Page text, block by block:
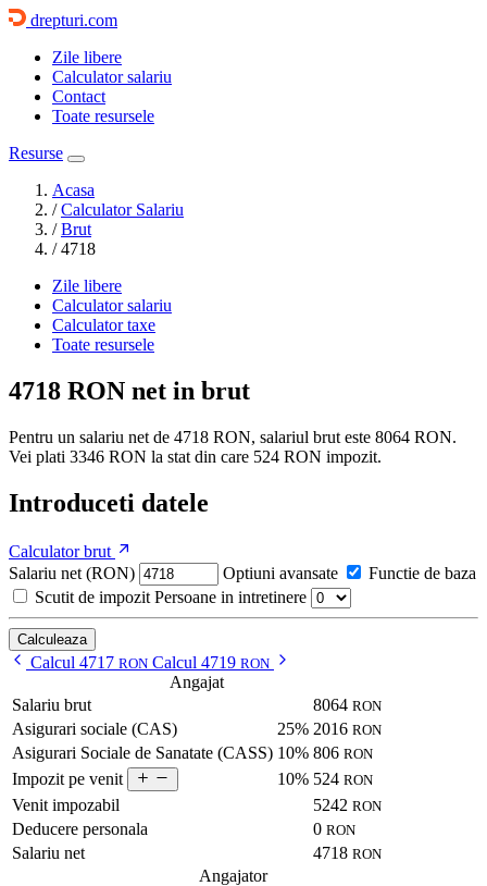
drepturi.com
Zile libere
Calculator salariu
Contact
Toate resursele
Resurse
Acasa
/ Calculator Salariu
/ Brut
/ 4718
Zile libere
Calculator salariu
Calculator taxe
Toate resursele
4718 RON net in brut
Pentru un salariu net de 4718 RON, salariul brut este 8064 RON.
Vei plati 3346 RON la stat din care 524 RON impozit.
Introduceti datele
Calculator brut
Salariu net (RON)
Optiuni avansate
Functie de baza
Scutit de impozit Persoane in intretinere
Calculeaza
Calcul 4717 RON Calcul 4719 RON
Angajat
Salariu brut
8064 RON
Asigurari sociale (CAS) 25% 2016 RON
Asigurari Sociale de Sanatate (CASS) 10% 806 RON
Impozit pe venit 10% 524 RON
Venit impozabil 5242 RON
Deducere personala 0 RON
Salariu net 4718 RON
Angajator